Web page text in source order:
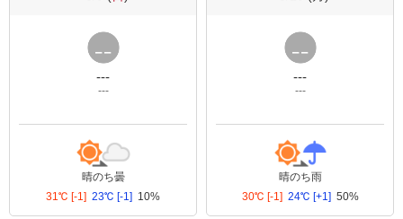
---
---
晴のち曇
31℃ [-1] 23℃ [-1] 10%
---
---
晴のち雨
30℃ [-1] 24℃ [+1] 50%